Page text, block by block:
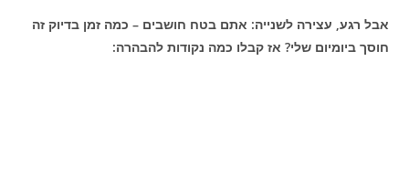
אבל רגע, עצירה לשנייה: אתם בטח חושבים – כמה זמן בדיוק זה
חוסך ביומיום שלי? אז קבלו כמה נקודות להבהרה: